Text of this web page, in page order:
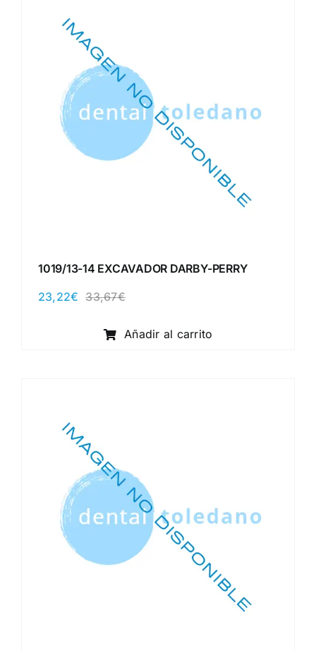
1019/13-14 EXCAVADOR DARBY-PERRY
33,67€El
original
era:
23,22€
El
actual
es:
Añadir al carrito